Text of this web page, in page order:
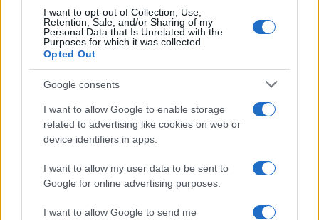
I want to opt-out of Collection, Use,
Retention, Sale, and/or Sharing of my
Personal Data that Is Unrelated with the
Purposes for which it was collected.
Opted Out
Google consents
I want to allow Google to enable storage
related to advertising like cookies on web or
device identifiers in apps.
I want to allow my user data to be sent to
Google for online advertising purposes.
I want to allow Google to send me
Lgbtq News
Olanda